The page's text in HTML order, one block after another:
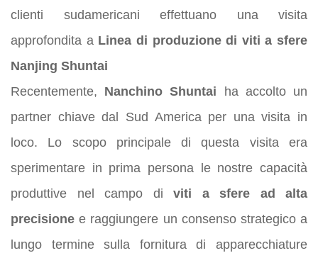
clienti sudamericani effettuano una visita
approfondita a Linea di produzione di viti a sfere
Nanjing Shuntai
Recentemente, Nanchino Shuntai ha accolto un
partner chiave dal Sud America per una visita in
loco. Lo scopo principale di questa visita era
sperimentare in prima persona le nostre capacità
produttive nel campo di viti a sfere ad alta
precisione e raggiungere un consenso strategico a
lungo termine sulla fornitura di apparecchiature